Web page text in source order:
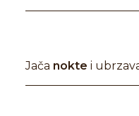
Jača nokte i